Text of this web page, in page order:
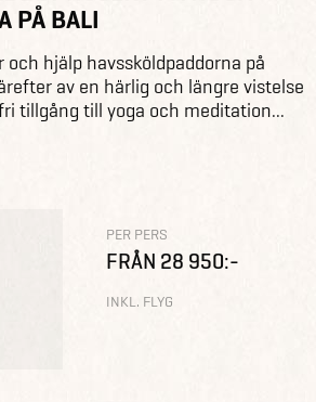
PÅ BALI
hjälp havssköldpaddorna på
av en härlig och längre vistelse
tillgång till yoga och meditation...
PER PERS
FRÅN 28 950:-
INKL. FLYG